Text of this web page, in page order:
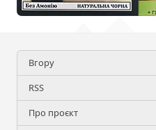
Вгору
RSS
Про проєкт